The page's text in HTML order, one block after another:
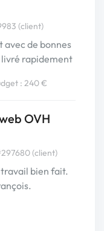
(client)
avec de bonnes
livré rapidement
: 240 €
OVH
(client)
bien fait.